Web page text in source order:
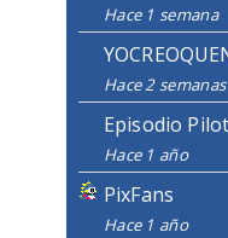
Hace 1 semana
Hace 2 semanas
Episodio
Hace 1 año
PixFans
Hace 1 año